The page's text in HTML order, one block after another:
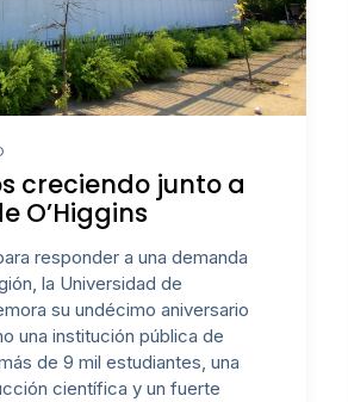
creciendo junto a
O’Higgins
responder a una demanda
la Universidad de
su undécimo aniversario
una institución pública de
de 9 mil estudiantes, una
científica y un fuerte